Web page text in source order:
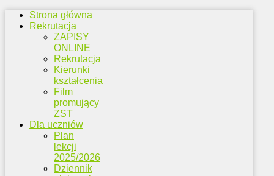
Strona główna
Rekrutacja
ZAPISY
ONLINE
Rekrutacja
Kierunki
kształcenia
Film
promujący
ZST
Dla uczniów
Plan
lekcji
2025/2026
Dziennik